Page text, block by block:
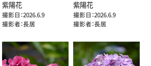
紫陽花
撮影日：2026.6.9
撮影者：長居
紫陽花
撮影日：2026.6.9
撮影者：長居